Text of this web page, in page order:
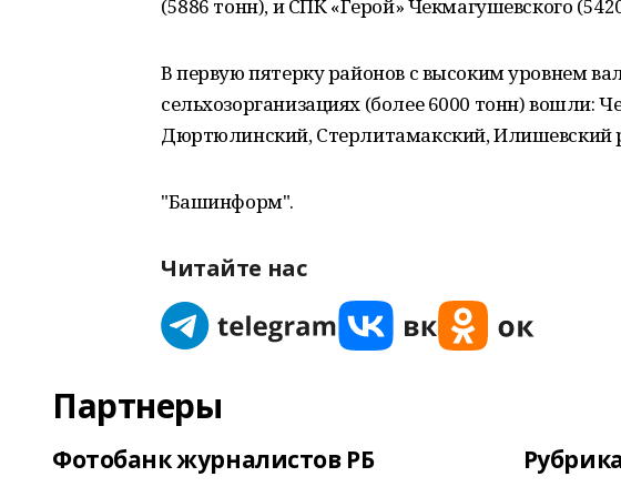
(5886 тонн), и СПК «Герой» Чекмагушевского
В первую пятерку районов с высоким уровнем
сельхозорганизациях (более 6000 тонн) вошли:
Дюртюлинский, Стерлитамакский, Илишевский
"Башинформ".
Читайте нас
Партнеры
Фотобанк журналистов РБ